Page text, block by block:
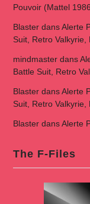
Pouvoir (Mattel
BlasterdansAlerte
Suit, Retro
mindmasterdans
Battle Suit, Retro
BlasterdansAlerte
Suit, Retro
BlasterdansAlerte
The F-Files